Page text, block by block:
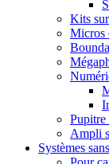
Kits
Micros
Ampli
Systèmes